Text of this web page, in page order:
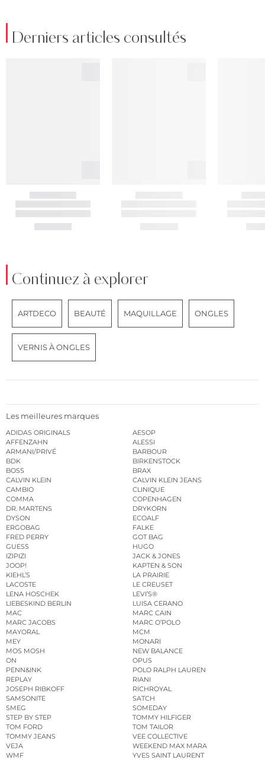
Derniers articles consultés
Continuez à explorer
ARTDECO BEAUTÉ MAQUILLAGE ONGLES
VERNIS À ONGLES
Les meilleures marques
ADIDAS ORIGINALS
AESOP
AFFENZAHN
ALESSI
ARMANI/PRIVÉ
BARBOUR
BDK
BIRKENSTOCK
BOSS
BRAX
CALVIN KLEIN
CALVIN KLEIN JEANS
CAMBIO
CLINIQUE
COMMA
COPENHAGEN
DR. MARTENS
DRYKORN
DYSON
ECOALF
ERGOBAG
FALKE
FRED PERRY
GOT BAG
GUESS
HUGO
IZIPIZI
JACK & JONES
JOOP!
KAPTEN & SON
KIEHL’S
LA PRAIRIE
LACOSTE
LE CREUSET
LENA HOSCHEK
LEVI’S®
LIEBESKIND BERLIN
LUISA CERANO
MAC
MARC CAIN
MARC JACOBS
MARC O’POLO
MAYORAL
MCM
MEY
MONARI
MOS MOSH
NEW BALANCE
ON
OPUS
PENN&INK
POLO RALPH LAUREN
REPLAY
RIANI
JOSEPH RIBKOFF
RICHROYAL
SAMSONITE
SATCH
SMEG
SOMEDAY
STEP BY STEP
TOMMY HILFIGER
TOM FORD
TOM TAILOR
TOMMY JEANS
VEE COLLECTIVE
VEJA
WEEKEND MAX MARA
WMF
YVES SAINT LAURENT